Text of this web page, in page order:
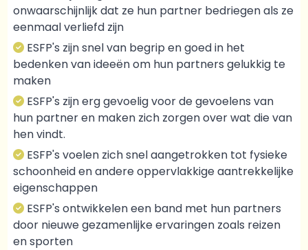
onwaarschijnlijk dat ze hun partner bedriegen als ze
eenmaal verliefd zijn
ESFP's zijn snel van begrip en goed in het
bedenken van ideeën om hun partners gelukkig te
maken
ESFP's zijn erg gevoelig voor de gevoelens van
hun partner en maken zich zorgen over wat die van
hen vindt.
ESFP's voelen zich snel aangetrokken tot fysieke
schoonheid en andere oppervlakkige aantrekkelijke
eigenschappen
ESFP's ontwikkelen een band met hun partners
door nieuwe gezamenlijke ervaringen zoals reizen
en sporten